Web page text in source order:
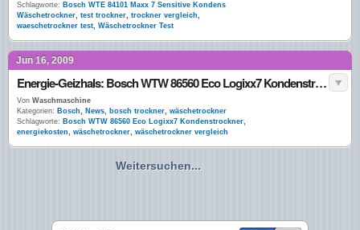
Schlagworte: Bosch WTE 84101 Maxx 7 Sensitive Kondens
Wäschetrockner, test trockner, trockner vergleich,
waeschetrockner test, Wäschetrockner Test
Jun 16, 2009
Energie-Geizhals: Bosch WTW 86560 Eco Logixx7 Kondenstrockner
Von Waschmaschine
Kategorien: Bosch, News, bosch trockner, wäschetrockner
Schlagworte: Bosch WTW 86560 Eco Logixx7 Kondenstrockner,
energiekosten, wäschetrockner, wäschetrockner vergleich
Weitersuchen...